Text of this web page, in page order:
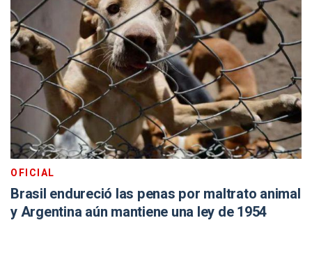
OFICIAL
Brasil endureció las penas por maltrato animal
y Argentina aún mantiene una ley de 1954